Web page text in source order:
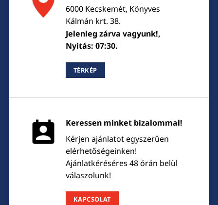
6000 Kecskemét, Könyves
Kálmán krt. 38.
Jelenleg zárva vagyunk!,
Nyitás: 07:30.
TÉRKÉP
Keressen minket bizalommal!
Kérjen ajánlatot egyszerűen
elérhetőségeinken!
Ajánlatkéréséres 48 órán belül
válaszolunk!
KAPCSOLAT